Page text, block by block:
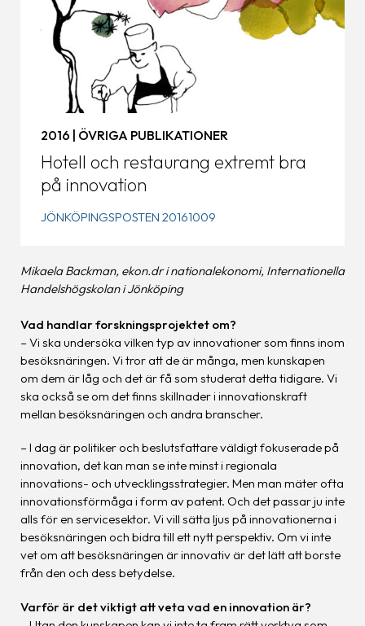
Hotell och restaurang extremt bra
på innovation
2016 | ÖVRIGA PUBLIKATIONER
JÖNKÖPINGSPOSTEN 20161009
Mikaela Backman, ekon.dr i nationalekonomi, Internationella
Handelshögskolan i Jönköping
Vad handlar forskningsprojektet om?
– Vi ska undersöka vilken typ av innovationer som finns inom
besöksnäringen. Vi tror att de är många, men kunskapen
om dem är låg och det är få som studerat detta tidigare. Vi
ska också se om det finns skillnader i innovationskraft
mellan besöksnäringen och andra branscher.
– I dag är politiker och beslutsfattare väldigt fokuserade på
innovation, det kan man se inte minst i regionala
innovations- och utvecklingsstrategier. Men man mäter ofta
innovationsförmåga i form av patent. Och det passar ju inte
alls för en servicesektor. Vi vill sätta ljus på innovationerna i
besöksnäringen och bidra till ett nytt perspektiv. Om vi inte
vet om att besöksnäringen är innovativ är det lätt att borste
från den och dess betydelse.
Varför är det viktigt att veta vad en innovation är?